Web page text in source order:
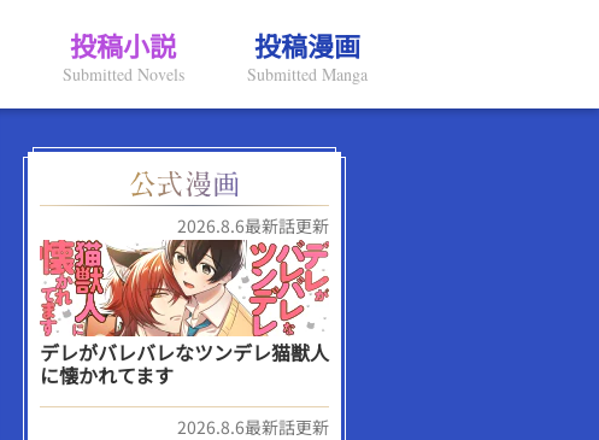
投稿小説
Submitted Novels
投稿漫画
Submitted Manga
2026.8.6最新話更新
デレがバレバレなツンデレ猫獣人
に懐かれてます
2026.8.6最新話更新